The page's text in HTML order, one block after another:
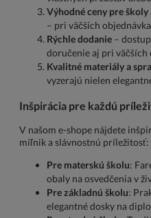
Výhodné ceny pre
– pri väčších
Rýchle dodanie –
doručenie aj pri väčších
Kvalitné materiály a
vyzerajú nielen
Inšpirácia pre každú
V našom e-shope nájdete
míľnik a slávnostnú príležitosť:
Pre materskú školu:
obaly na osvedčenia v
Pre základnú školu:
elegantné dosky na